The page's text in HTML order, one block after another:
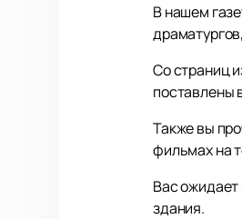
В нашем
Со страниц
поставлены
Также вы
фильмах на
Вас ожидает
здания.